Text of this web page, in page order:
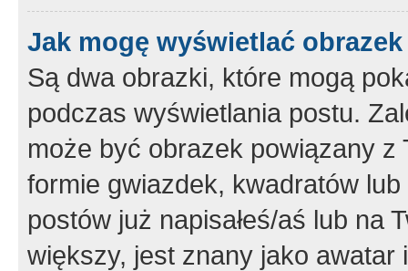
Jak mogę wyświetlać
Są dwa obrazki, które mogą
podczas wyświetlania postu.
może być obrazek powiązany z
formie gwiazdek, kwadratów
postów już napisałeś/aś lub na
większy, jest znany jako